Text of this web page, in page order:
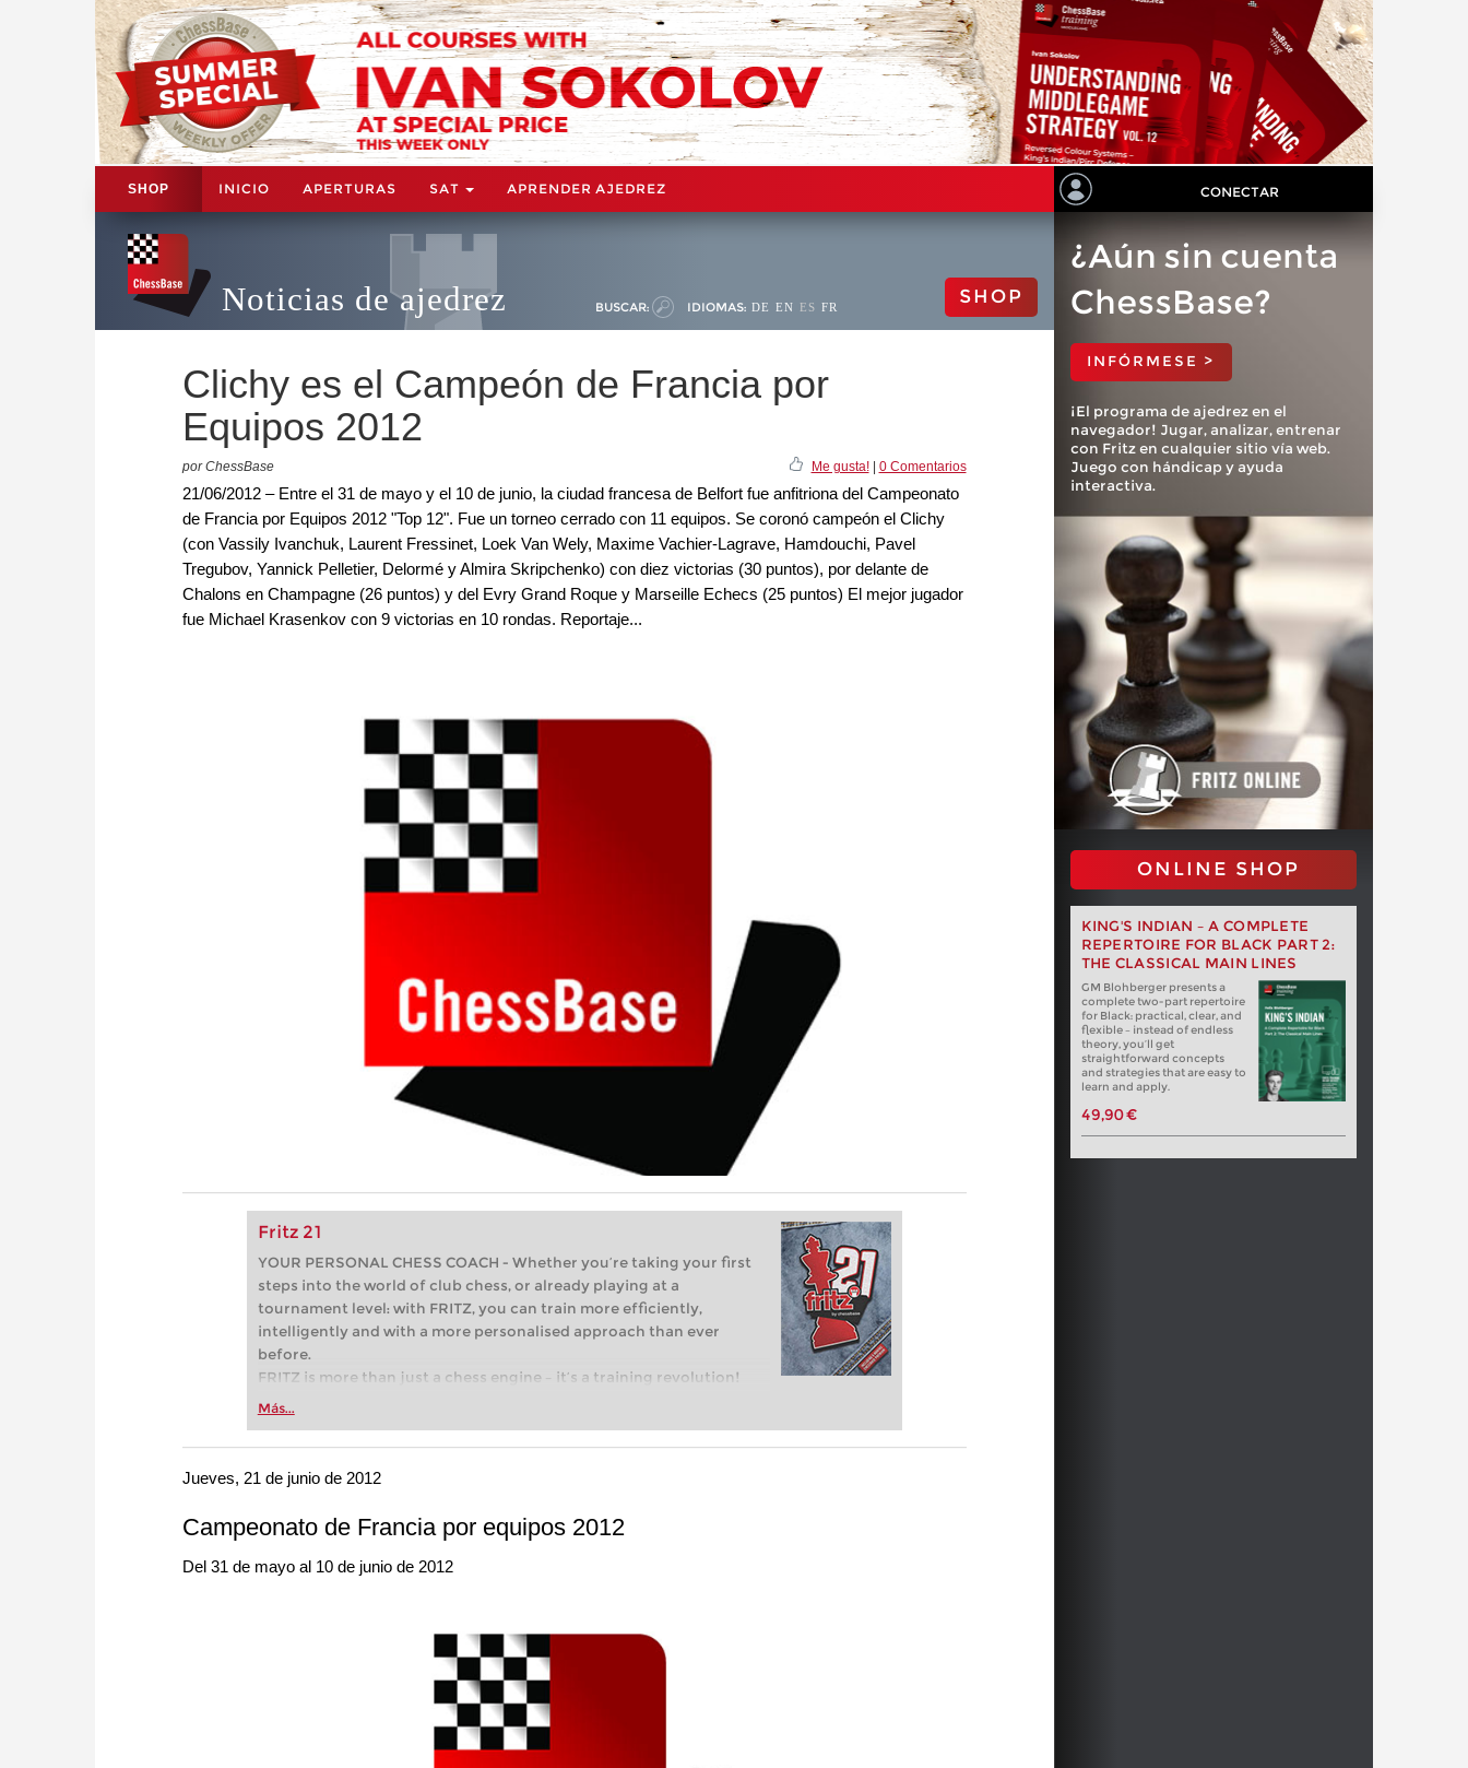
SHOP INICIO APERTURAS SAT APRENDER AJEDREZ CONECTAR
Noticias de ajedrez BUSCAR: IDIOMAS: DE EN ES FR SHOP
Clichy es el Campeón de Francia por
Equipos 2012
por ChessBase Me gusta!| 0 Comentarios
21/06/2012 – Entre el 31 de mayo y el 10 de junio, la ciudad francesa de Belfort fue anfitriona del Campeonato
de Francia por Equipos 2012 "Top 12". Fue un torneo cerrado con 11 equipos. Se coronó campeón el Clichy
(con Vassily Ivanchuk, Laurent Fressinet, Loek Van Wely, Maxime Vachier-Lagrave, Hamdouchi, Pavel
Tregubov, Yannick Pelletier, Delormé y Almira Skripchenko) con diez victorias (30 puntos), por delante de
Chalons en Champagne (26 puntos) y del Evry Grand Roque y Marseille Echecs (25 puntos) El mejor jugador
fue Michael Krasenkov con 9 victorias en 10 rondas. Reportaje...
Fritz 21
YOUR PERSONAL CHESS COACH - Whether you’re taking your first
steps into the world of club chess, or already playing at a
tournament level: with FRITZ, you can train more efficiently,
intelligently and with a more personalised approach than ever
before.
FRITZ is more than just a chess engine – it’s a training revolution!
Whether you’re taking your first steps into the world of club chess,
more efficiently, intelligently and with a more personalised
approach than ever before.
Más...
¿Aún sin cuenta
ChessBase?
INFÓRMESE >
¡El programa de ajedrez en el
navegador! Jugar, analizar, entrenar
con Fritz en cualquier sitio vía web.
Juego con hándicap y ayuda
interactiva.
ONLINE SHOP
KING'S INDIAN – A COMPLETE
REPERTOIRE FOR BLACK PART 2:
THE CLASSICAL MAIN LINES
GM Blohberger presents a
complete two-part repertoire
for Black: practical, clear, and
flexible – instead of endless
theory, you’ll get
straightforward concepts
and strategies that are easy to
learn and apply.
49,90 €
Jueves, 21 de junio de 2012
Campeonato de Francia por equipos 2012
Del 31 de mayo al 10 de junio de 2012